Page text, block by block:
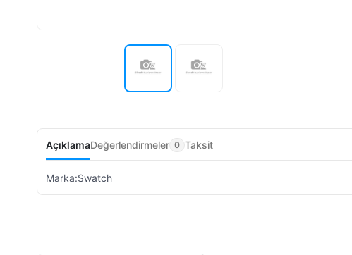
AçıklamaDeğerlendirmeler 0 Taksit
Marka:Swatch